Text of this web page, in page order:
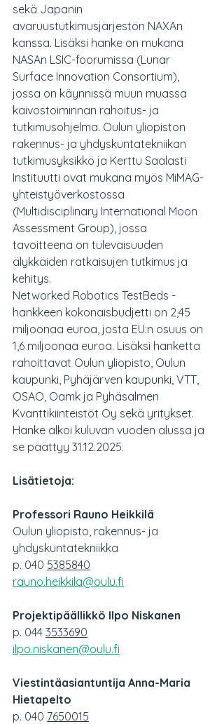
sekä Japanin
avaruustutkimusjärjestön NAXAn
kanssa. Lisäksi hanke on mukana
NASAn LSIC-foorumissa (Lunar
Surface Innovation Consortium),
jossa on käynnissä muun muassa
kaivostoiminnan rahoitus- ja
tutkimusohjelma. Oulun yliopiston
rakennus- ja yhdyskuntatekniikan
tutkimusyksikkö ja Kerttu Saalasti
Instituutti ovat mukana myös MiMAG-
yhteistyöverkostossa
(Multidisciplinary International Moon
Assessment Group), jossa
tavoitteena on tulevaisuuden
älykkäiden ratkaisujen tutkimus ja
kehitys.
Networked Robotics TestBeds -
hankkeen kokonaisbudjetti on 2,45
miljoonaa euroa, josta EU:n osuus on
1,6 miljoonaa euroa. Lisäksi hanketta
rahoittavat Oulun yliopisto, Oulun
kaupunki, Pyhäjärven kaupunki, VTT,
OSAO, Oamk ja Pyhäsalmen
Kvanttikiinteistöt Oy sekä yritykset.
Hanke alkoi kuluvan vuoden alussa ja
se päättyy 31.12.2025.
Lisätietoja:
Professori Rauno Heikkilä
Oulun yliopisto, rakennus- ja
yhdyskuntatekniikka
p. 040 5385840
rauno.heikkila@oulu.fi
Projektipäällikkö Ilpo Niskanen
p. 044 3533690
ilpo.niskanen@oulu.fi
Viestintäasiantuntija Anna-Maria
Hietapelto
p. 040 7650015